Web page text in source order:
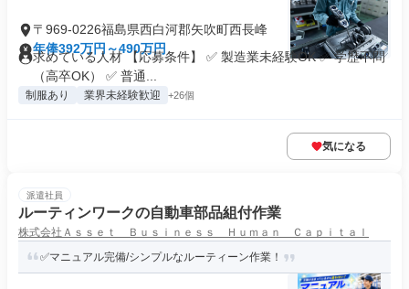
〒969-0226福島県西白河郡矢吹町西長峰
年俸392万円～490万円
求めている人材 【応募条件】 ✅ 製造業未経験OK ✅ 学歴不問
（高卒OK） ✅ 普通...
制服あり 業界未経験歓迎 +26個
気になる
派遣社員
ルーティンワークの自動車部品組付作業
株式会社Ａｓｓｅｔ Ｂｕｓｉｎｅｓｓ Ｈｕｍａｎ Ｃａｐｉｔａｌ
✅マニュアル完備/シンプルなルーティーン作業！